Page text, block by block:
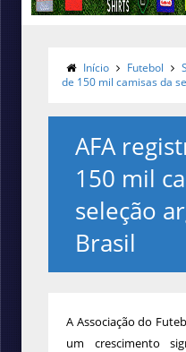
Início Futebol
de 150 mil camisas da
AFA
150 mil
seleção
Brasil
A Associação do
um crescimento